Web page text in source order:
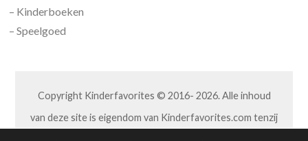
– Kinderboeken
– Speelgoed
Copyright Kinderfavorites © 2016- 2026. Alle inhoud
van deze site is eigendom van Kinderfavorites.com tenzij